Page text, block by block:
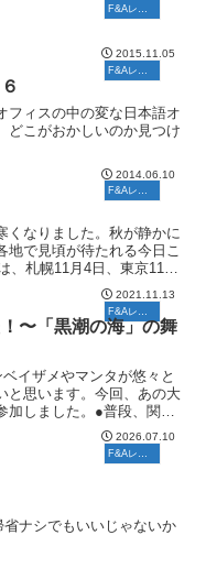
F&Aレポート
2015.11.05
F&Aレポート
ィスの中の変な日本語オ
どこがおかしいのか見つけ
2014.06.10
F&Aレポート
なりました。秋が静かに
地で見頃が待たれる今日こ
札幌11月4日、東京11月
2021.11.13
〜「黒潮の海」の舞
イザメやマンタが悠々と
と思います。今回、あの大
しました。●普段、関係
ると、そこには展...2026.07.10
F&Aレポート
ナシでもいいじゃないか